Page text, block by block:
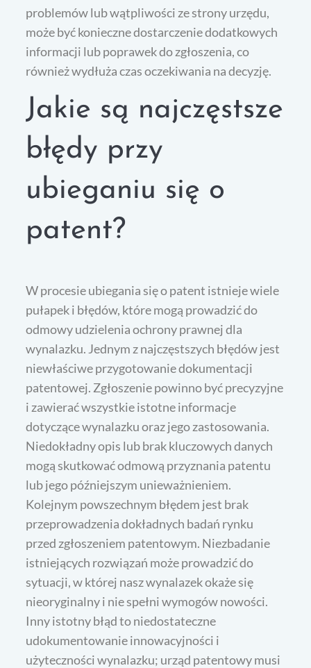
problemów lub wątpliwości ze strony urzędu,
może być konieczne dostarczenie dodatkowych
informacji lub poprawek do zgłoszenia, co
również wydłuża czas oczekiwania na decyzję.
Jakie są najczęstsze
błędy przy
ubieganiu się o
patent?
W procesie ubiegania się o patent istnieje wiele
pułapek i błędów, które mogą prowadzić do
odmowy udzielenia ochrony prawnej dla
wynalazku. Jednym z najczęstszych błędów jest
niewłaściwe przygotowanie dokumentacji
patentowej. Zgłoszenie powinno być precyzyjne
i zawierać wszystkie istotne informacje
dotyczące wynalazku oraz jego zastosowania.
Niedokładny opis lub brak kluczowych danych
mogą skutkować odmową przyznania patentu
lub jego późniejszym unieważnieniem.
Kolejnym powszechnym błędem jest brak
przeprowadzenia dokładnych badań rynku
przed zgłoszeniem patentowym. Niezbadanie
istniejących rozwiązań może prowadzić do
sytuacji, w której nasz wynalazek okaże się
nieoryginalny i nie spełni wymogów nowości.
Inny istotny błąd to niedostateczne
udokumentowanie innowacyjności i
użyteczności wynalazku; urząd patentowy musi